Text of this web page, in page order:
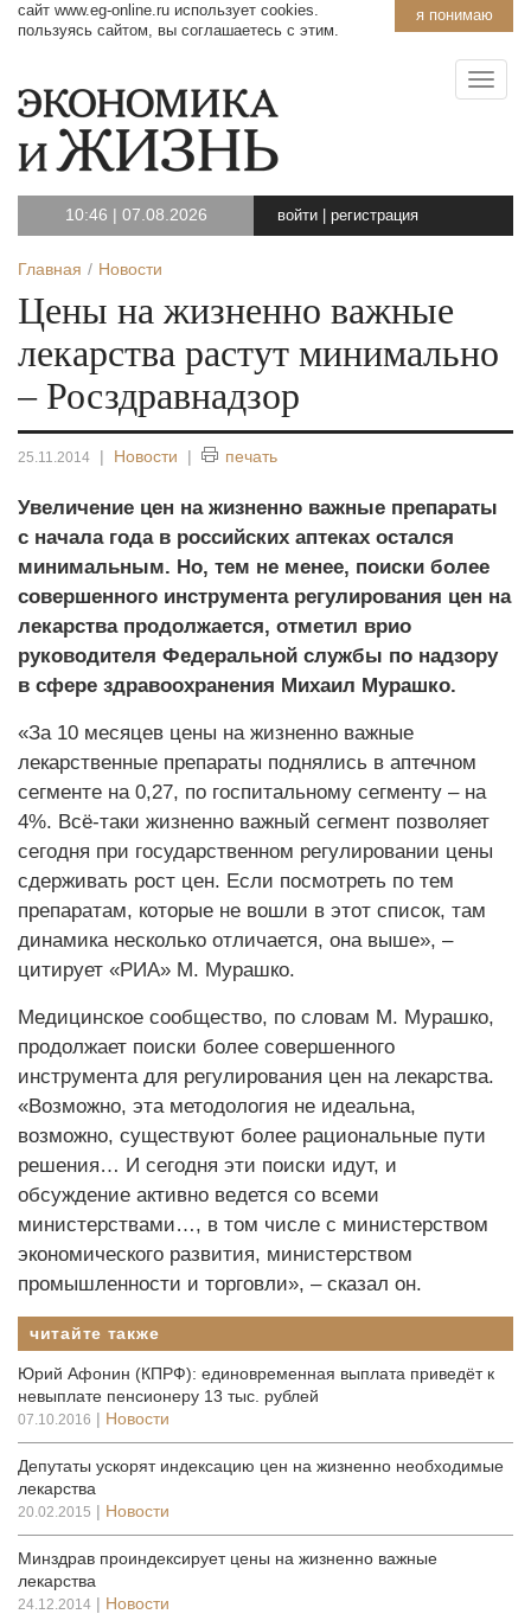
я понимаю
сайт www.eg-online.ru использует cookies.
пользуясь сайтом, вы соглашаетесь с этим.
10:46 | 07.08.2026 войти регистрация
Главная Новости
Цены на жизненно важные
лекарства растут минимально
– Росздравнадзор
25.11.2014 | Новости | печать
Увеличение цен на жизненно важные препараты
с начала года в российских аптеках остался
минимальным. Но, тем не менее, поиски более
совершенного инструмента регулирования цен на
лекарства продолжается, отметил врио
руководителя Федеральной службы по надзору
в сфере здравоохранения Михаил Мурашко.
«За 10 месяцев цены на жизненно важные
лекарственные препараты поднялись в аптечном
сегменте на 0,27, по госпитальному сегменту – на
4%. Всё-таки жизненно важный сегмент позволяет
сегодня при государственном регулировании цены
сдерживать рост цен. Если посмотреть по тем
препаратам, которые не вошли в этот список, там
динамика несколько отличается, она выше», –
цитирует «РИА» М. Мурашко.
Медицинское сообщество, по словам М. Мурашко,
продолжает поиски более совершенного
инструмента для регулирования цен на лекарства.
«Возможно, эта методология не идеальна,
возможно, существуют более рациональные пути
решения… И сегодня эти поиски идут, и
обсуждение активно ведется со всеми
министерствами…, в том числе с министерством
экономического развития, министерством
промышленности и торговли», – сказал он.
читайте также
Юрий Афонин (КПРФ): единовременная выплата приведёт к
невыплате пенсионеру 13 тыс. рублей
07.10.2016 | Новости
Депутаты ускорят индексацию цен на жизненно необходимые
лекарства
20.02.2015 | Новости
Минздрав проиндексирует цены на жизненно важные
лекарства
24.12.2014 | Новости